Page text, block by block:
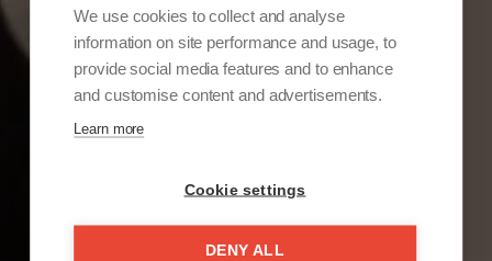
We use cookies to collect and analyse
information on site performance and usage, to
provide social media features and to enhance
and customise content and advertisements.
Learn more
Cookie settings
DENY ALL